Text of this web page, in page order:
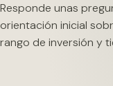
Responde unas
orientación inicial
rango de inversión y